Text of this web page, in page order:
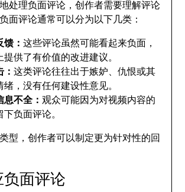
处理负面评论，创作者需要理解评论
面评论通常可以分为以下几类：
馈：这些评论虽然可能看起来负面，
提供了有价值的改进建议。
：这类评论往往出于嫉妒、仇恨或其
绪，没有任何建设性意见。
息不全： 观众可能因为对视频内容的
下负面评论。
型，创作者可以制定更为针对性的回
面评论